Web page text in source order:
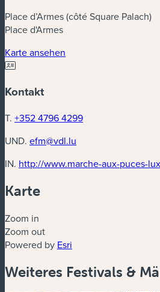
Place d’Armes (côté Square Palach)
Place d'Armes
Karte ansehen
Kontakt
T. +352 4796 4299
UND. efm@vdl.lu
IN. http://www.marche-aux-puces-
Karte
Zoom in
Zoom out
Powered by Esri
Weiteres Festivals &